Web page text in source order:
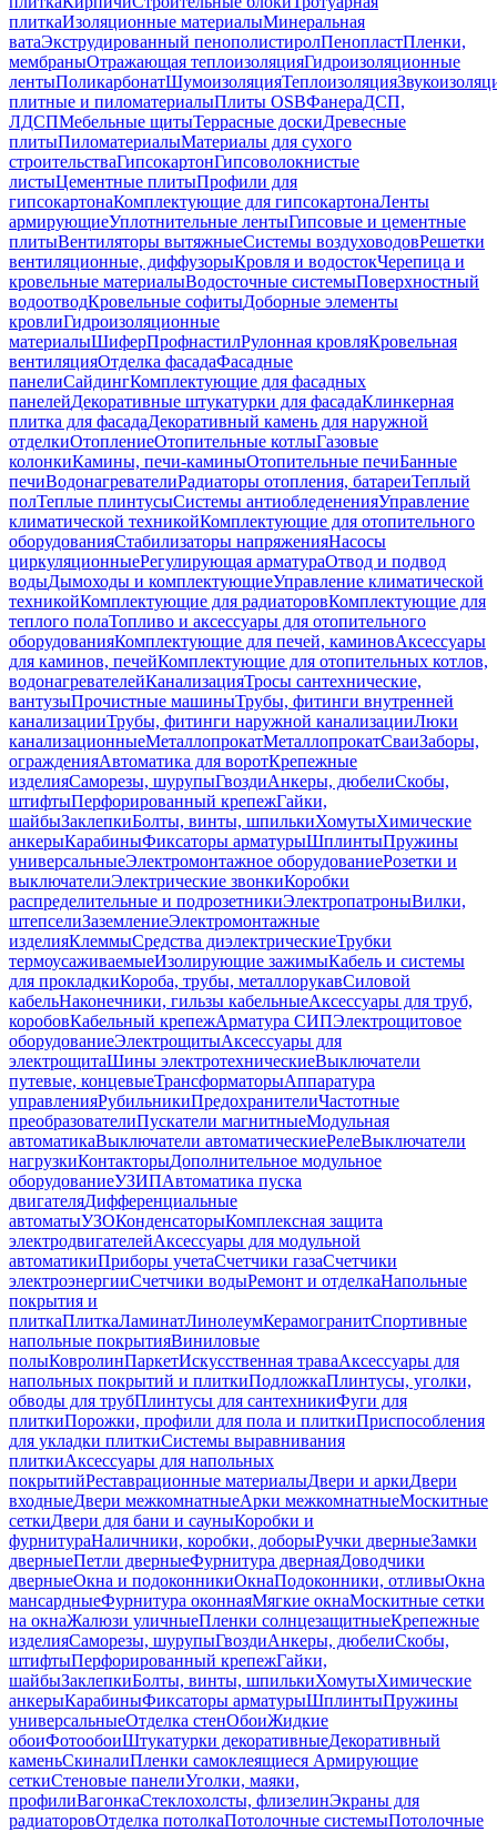
плиткаИзоляционные материалыМинеральная
ватаЭкструдированный пенополистиролПенопластПленки,
мембраныОтражающая теплоизоляцияГидроизоляционные
лентыПоликарбонатШумоизоляцияТеплоизоляция
плитные и пиломатериалыПлиты OSBФанераДСП,
ЛДСПМебельные щитыТеррасные доскиДревесные
плитыПиломатериалыМатериалы для сухого
строительстваГипсокартонГипсоволокнистые
листыЦементные плитыПрофили для
гипсокартонаКомплектующие для гипсокартонаЛенты
армирующиеУплотнительные лентыГипсовые и цементные
плитыВентиляторы вытяжныеСистемы воздуховодовРешетки
вентиляционные, диффузорыКровля и водостокЧерепица и
кровельные материалыВодосточные системыПоверхностный
водоотводКровельные софитыДоборные элементы
кровлиГидроизоляционные
материалыШиферПрофнастилРулонная кровляКровельная
вентиляцияОтделка фасадаФасадные
панелиСайдингКомплектующие для фасадных
панелейДекоративные штукатурки для фасадаКлинкерная
плитка для фасадаДекоративный камень для наружной
отделкиОтоплениеОтопительные котлыГазовые
колонкиКамины, печи-каминыОтопительные печиБанные
печиВодонагревателиРадиаторы отопления, батареиТеплый
полТеплые плинтусыСистемы антиобледененияУправление
климатической техникойКомплектующие для отопительного
оборудованияСтабилизаторы напряженияНасосы
циркуляционныеРегулирующая арматураОтвод и подвод
водыДымоходы и комплектующиеУправление климатической
техникойКомплектующие для радиаторовКомплектующие для
теплого полаТопливо и аксессуары для отопительного
оборудованияКомплектующие для печей, каминовАксессуары
для каминов, печейКомплектующие для отопительных котлов,
водонагревателейКанализацияТросы сантехнические,
вантузыПрочистные машиныТрубы, фитинги внутренней
канализацииТрубы, фитинги наружной канализацииЛюки
канализационныеМеталлопрокатМеталлопрокатСваиЗаборы,
огражденияАвтоматика для воротКрепежные
изделияСаморезы, шурупыГвоздиАнкеры, дюбелиСкобы,
штифтыПерфорированный крепежГайки,
шайбыЗаклепкиБолты, винты, шпилькиХомутыХимические
анкерыКарабиныФиксаторы арматурыШплинтыПружины
универсальныеЭлектромонтажное оборудованиеРозетки и
выключателиЭлектрические звонкиКоробки
распределительные и подрозетникиЭлектропатроныВилки,
штепселиЗаземлениеЭлектромонтажные
изделияКлеммыСредства диэлектрическиеТрубки
термоусаживаемыеИзолирующие зажимыКабель и системы
для прокладкиКороба, трубы, металлорукавСиловой
кабельНаконечники, гильзы кабельныеАксессуары для труб,
коробовКабельный крепежАрматура СИПЭлектрощитовое
оборудованиеЭлектрощитыАксессуары для
электрощитаШины электротехническиеВыключатели
путевые, концевыеТрансформаторыАппаратура
управленияРубильникиПредохранителиЧастотные
преобразователиПускатели магнитныеМодульная
автоматикаВыключатели автоматическиеРелеВыключатели
нагрузкиКонтакторыДополнительное модульное
оборудованиеУЗИПАвтоматика пуска
двигателяДифференциальные
автоматыУЗОКонденсаторыКомплексная защита
электродвигателейАксессуары для модульной
автоматикиПриборы учетаСчетчики газаСчетчики
электроэнергииСчетчики водыРемонт и отделкаНапольные
покрытия и
плиткаПлиткаЛаминатЛинолеумКерамогранитСпортивные
напольные покрытияВиниловые
полыКовролинПаркетИскусственная траваАксессуары для
напольных покрытий и плиткиПодложкаПлинтусы, уголки,
обводы для трубПлинтусы для сантехникиФуги для
плиткиПорожки, профили для пола и плиткиПриспособления
для укладки плиткиСистемы выравнивания
плиткиАксессуары для напольных
покрытийРеставрационные материалыДвери и аркиДвери
входныеДвери межкомнатныеАрки межкомнатныеМоскитные
сеткиДвери для бани и сауныКоробки и
фурнитураНаличники, коробки, доборыРучки дверныеЗамки
дверныеПетли дверныеФурнитура двернаяДоводчики
дверныеОкна и подоконникиОкнаПодоконники, отливыОкна
мансардныеФурнитура оконнаяМягкие окнаМоскитные сетки
на окнаЖалюзи уличныеПленки солнцезащитныеКрепежные
изделияСаморезы, шурупыГвоздиАнкеры, дюбелиСкобы,
штифтыПерфорированный крепежГайки,
шайбыЗаклепкиБолты, винты, шпилькиХомутыХимические
анкерыКарабиныФиксаторы арматурыШплинтыПружины
универсальныеОтделка стенОбоиЖидкие
обоиФотообоиШтукатурки декоративныеДекоративный
каменьСкиналиПленки самоклеящиеся Армирующие
сеткиСтеновые панелиУголки, маяки,
профилиВагонкаСтеклохолсты, флизелинЭкраны для
радиаторовОтделка потолкаПотолочные системыПотолочные